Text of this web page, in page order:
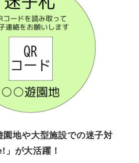
園地や大型施設での迷子対
が大活躍！